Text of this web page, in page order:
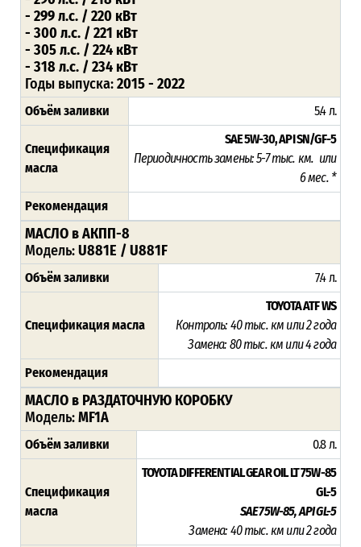
- 299 л.с. / 220 кВт
- 300 л.с. / 221 кВт
- 305 л.с. / 224 кВт
- 318 л.с. / 234 кВт
Годы выпуска:2015 - 2022
Объём заливки 5.4 л.
Спецификация
масла
SAE 5W-30, API SN/GF-5
Периодичность замены: 5-7 тыс. км. или
6 мес. *
Рекомендация
МАСЛО в АКПП-8
Модель:U881E / U881F
Объём заливки 7.4 л.
Спецификация масла
TOYOTA ATF WS
Контроль: 40 тыс. км или 2 года
Замена: 80 тыс. км или 4 года
Рекомендация
МАСЛО в РАЗДАТОЧНУЮ КОРОБКУ
Модель:MF1A
Объём заливки 0.8 л.
Спецификация
масла
TOYOTA DIFFERENTIAL GEAR OIL LT 75W-85
GL-5
SAE 75W-85, API GL-5
Замена: 40 тыс. км или 2 года